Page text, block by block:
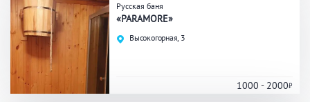
Кухня
Мангал/ барбекю
Заказ по меню
Русская баня
«PARAMORE»
Высокогорная, 3
1000 - 2000